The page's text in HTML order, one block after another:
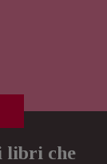
libri che